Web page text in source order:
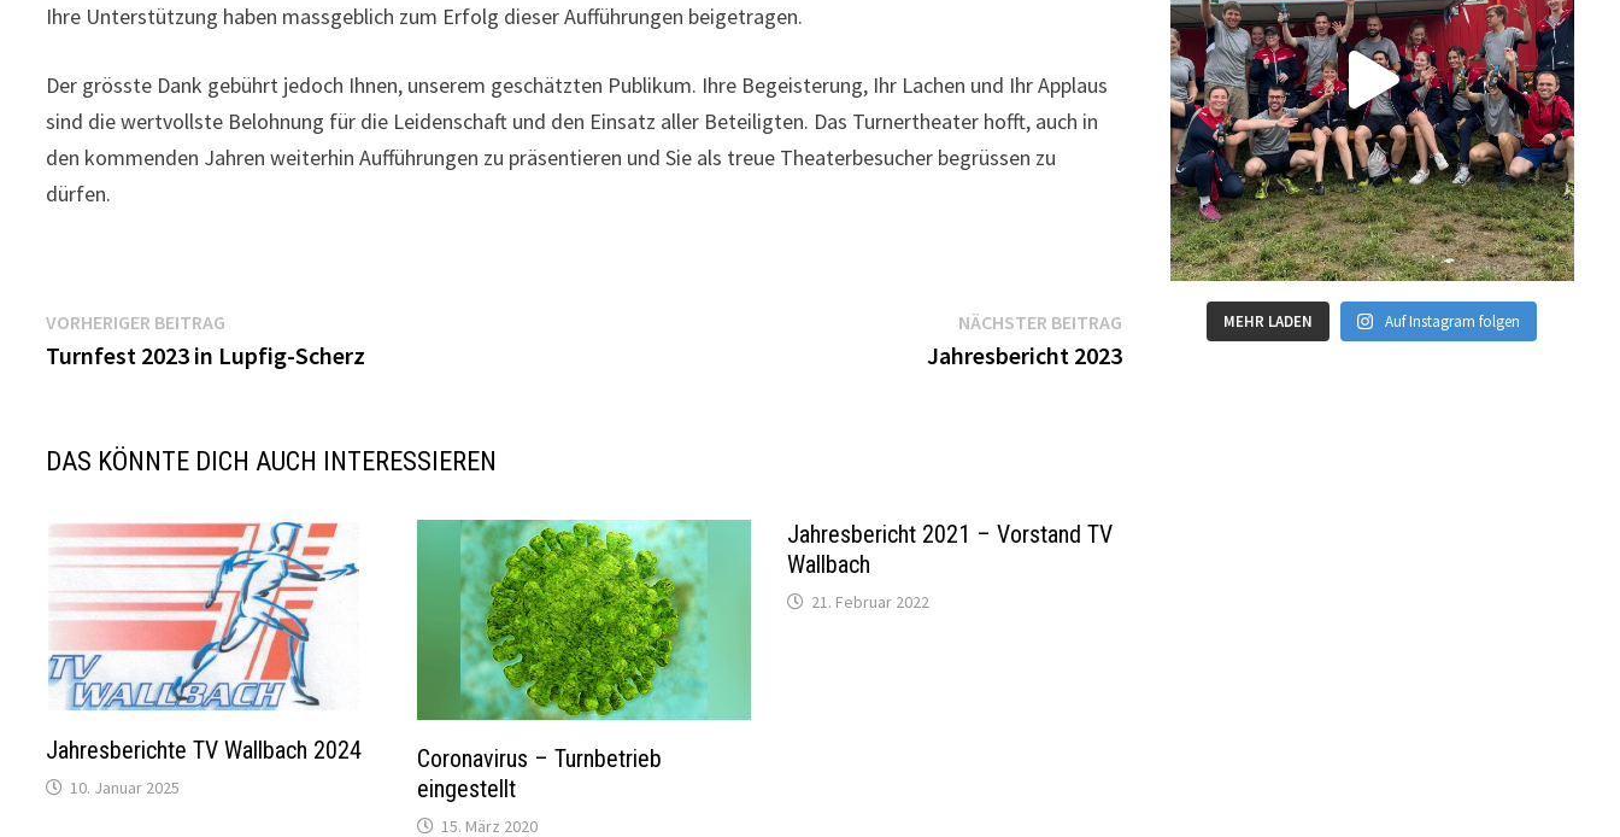
Ihre Unterstützung haben massgeblich zum Erfolg dieser Aufführungen beigetragen.
Der grösste Dank gebührt jedoch Ihnen, unserem geschätzten Publikum. Ihre Begeisterung, Ihr Lachen und Ihr Applaus
sind die wertvollste Belohnung für die Leidenschaft und den Einsatz aller Beteiligten. Das Turnertheater hofft, auch in
den kommenden Jahren weiterhin Aufführungen zu präsentieren und Sie als treue Theaterbesucher begrüssen zu
dürfen.
Beitragsnavigation
VORHERIGER BEITRAG
Beitrag:
Turnfest 2023 in Lupfig-Scherz
NÄCHSTER BEITRAGNächster
Beitrag:
Jahresbericht 2023
DAS KÖNNTE DICH AUCH INTERESSIEREN
Jahresberichte TV Wallbach 2024
10. Januar 2025
Coronavirus – Turnbetrieb
eingestellt
15. März 2020
Jahresbericht 2021 – Vorstand TV
Wallbach
21. Februar 2022
MEHR LADEN Auf Instagram folgen